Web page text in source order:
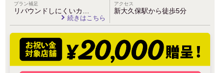
プラン補足
リバウンドしにくいカ…
続きはこちら
アクセス
新大久保駅から徒歩5分